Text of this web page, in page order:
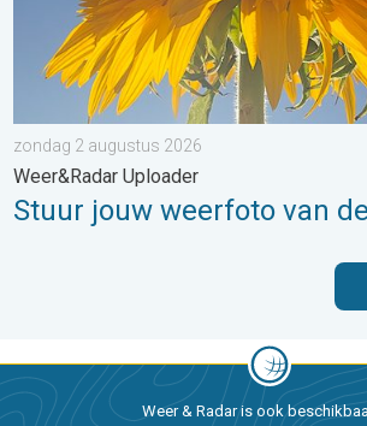
zondag 2 augustus 2026
Weer&Radar Uploader
Stuur jouw weerfoto van
Weer & Radar is ook